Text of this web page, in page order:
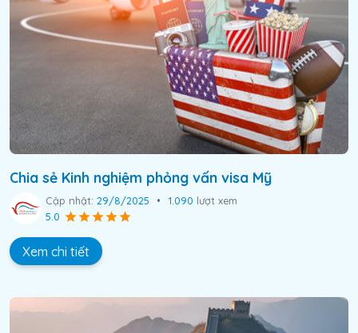
Chia sẻ Kinh nghiệm phỏng vấn visa Mỹ
Cập nhật: 29/8/2025 • 1.090 lượt xem
5.0
Xem chi tiết